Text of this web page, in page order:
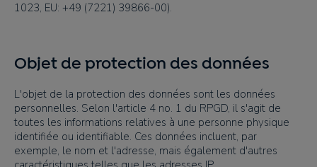
1023, EU: +49 (7221) 39866-00).
Objet de protection des données
L'objet de la protection des données sont les données
personnelles. Selon l'article 4 no. 1 du RPGD, il s'agit de
toutes les informations relatives à une personne physique
identifiée ou identifiable. Ces données incluent, par
exemple, le nom et l'adresse, mais également d'autres